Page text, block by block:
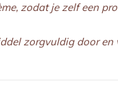
zodat je zelf een
zorgvuldig door